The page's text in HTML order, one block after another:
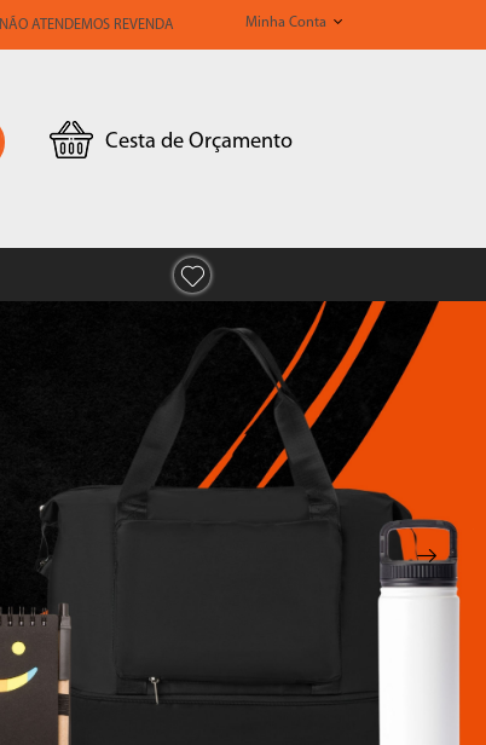
NÃO ATENDEMOS REVENDA Minha Conta
Cesta de Orçamento